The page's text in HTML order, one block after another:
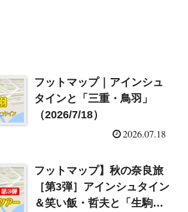
フットマップ｜アインシュ
タインと「三重・鳥羽」
（2026/7/18）
2026.07.18
フットマップ】秋の奈良旅
［第3弾］アインシュタイン
＆笑い飯・哲夫と「生駒